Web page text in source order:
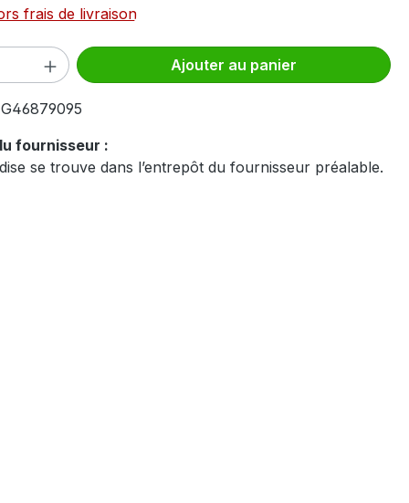
frais de livraison
de produit : Entrez la quantité
Ajouter au panier
G46879095
fournisseur :
se trouve dans l’entrepôt du fournisseur préalable.